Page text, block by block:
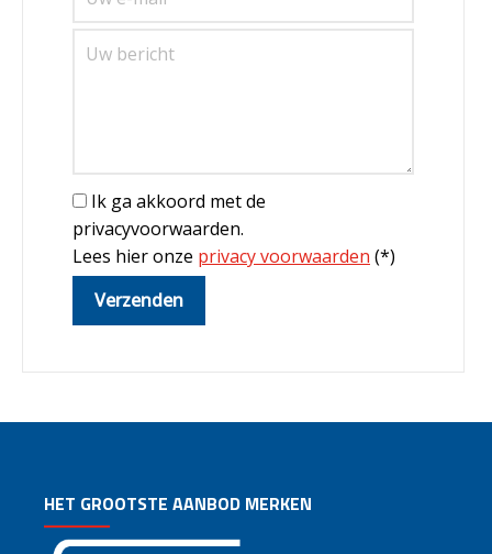
Ik ga akkoord met de
privacyvoorwaarden.
Lees hier onze privacy voorwaarden (*)
HET GROOTSTE AANBOD MERKEN